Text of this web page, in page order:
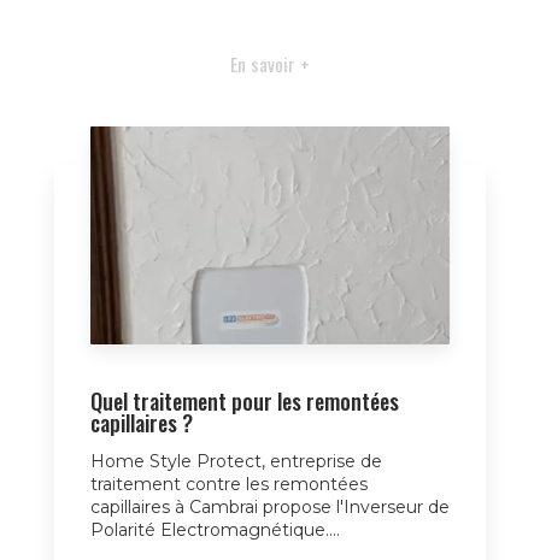
En savoir +
Quel traitement pour les remontées
capillaires ?
Home Style Protect, entreprise de
traitement contre les remontées
capillaires à Cambrai propose l'Inverseur de
Polarité Electromagnétique....